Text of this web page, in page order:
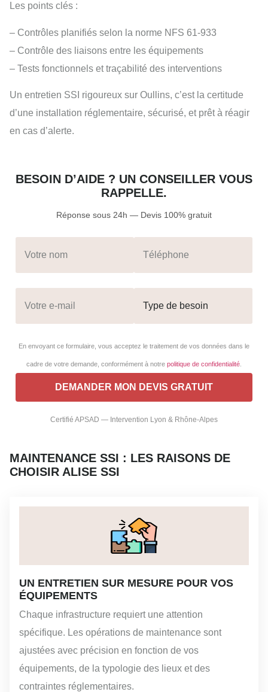
Les points clés :
– Contrôles planifiés selon la norme NFS 61-933
– Contrôle des liaisons entre les équipements
– Tests fonctionnels et traçabilité des interventions
Un entretien SSI rigoureux sur Oullins, c’est la certitude
d’une installation réglementaire, sécurisé, et prêt à réagir
en cas d’alerte.
BESOIN D’AIDE ? UN CONSEILLER VOUS
RAPPELLE.
Réponse sous 24h — Devis 100% gratuit
En envoyant ce formulaire, vous acceptez le traitement de vos données dans le
cadre de votre demande, conformément à notre politique de confidentialité
Certifié APSAD — Intervention Lyon & Rhône-Alpes
MAINTENANCE SSI : LES RAISONS DE
CHOISIR ALISE SSI
UN ENTRETIEN SUR MESURE POUR VOS
ÉQUIPEMENTS
Chaque infrastructure requiert une attention
spécifique. Les opérations de maintenance sont
ajustées avec précision en fonction de vos
équipements, de la typologie des lieux et des
contraintes réglementaires.